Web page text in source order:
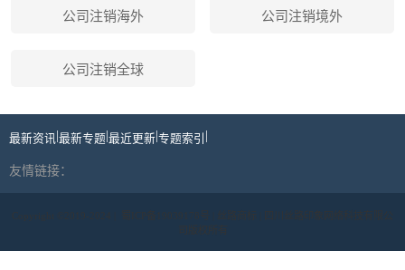
公司注销海外 公司注销境外
公司注销全球
最新资讯 |最新专题|最近更新|专题索引 |
友情链接：